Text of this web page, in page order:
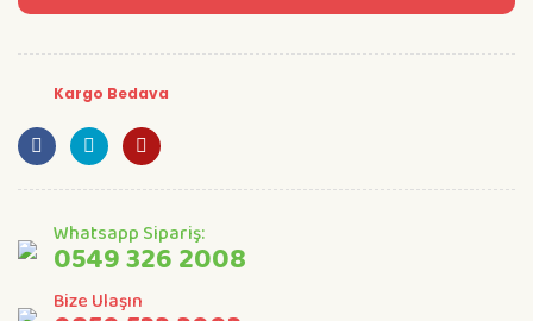
Kargo Bedava
Whatsapp Sipariş:
0549 326 2008
Bize Ulaşın